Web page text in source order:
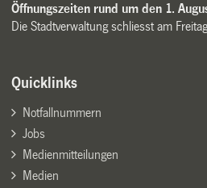
Öffnungszeiten rund um den 1.
Die Stadtverwaltung schliesst am
Quicklinks
Notfallnummern
Jobs
Medienmitteilungen
Medien